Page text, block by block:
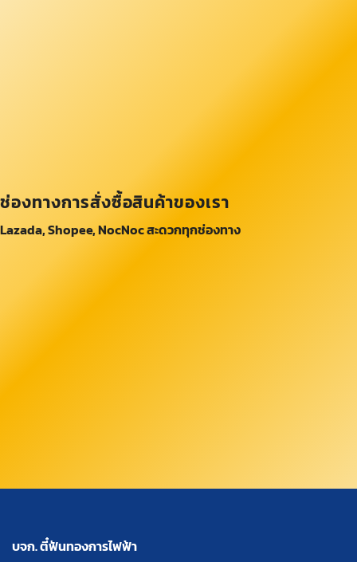
ช่องทางการสั่งซื้อสินค้าของเรา
Lazada, Shopee, NocNoc สะดวกทุกช่องทาง
บจก. ตี๋ฟันทองการไฟฟ้า